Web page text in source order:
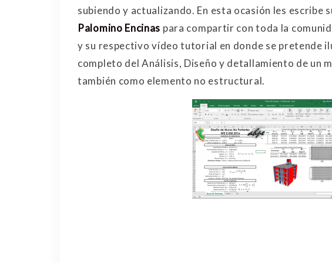
subiendo y actualizando. En esta ocasión les escribe
Palomino Encinas para compartir con toda la
y su respectivo vídeo tutorial en donde se pretende
completo del Análisis, Diseño y detallamiento de un
también como elemento no estructural.